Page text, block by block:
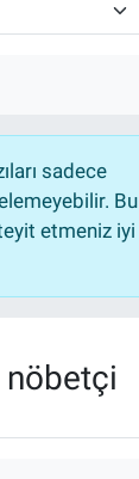
sadece
Bu
etmeniz iyi